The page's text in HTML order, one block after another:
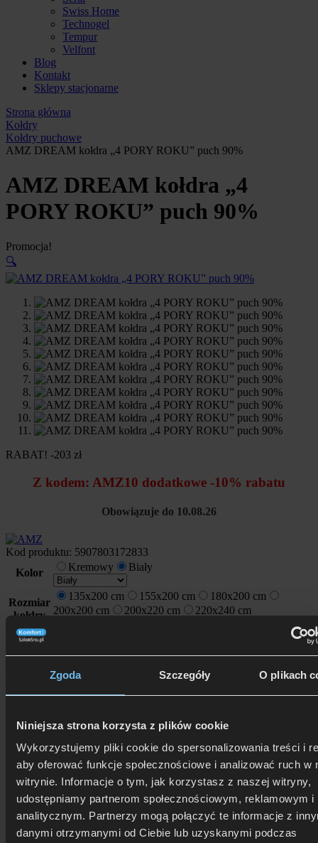
Zgoda Szczegóły O plikach
Niniejsza strona korzysta z plików cookie
Wykorzystujemy pliki cookie do spersonalizowania treści i
aby oferować funkcje społecznościowe i analizować ruch w
witrynie. Informacje o tym, jak korzystasz z naszej witryny,
udostępniamy partnerom społecznościowym, reklamowym i
analitycznym. Partnerzy mogą połączyć te informacje z
danymi otrzymanymi od Ciebie lub uzyskanymi podczas
Swiss Home
Technogel
Tempur
Velfont
Blog
Kontakt
Sklepy stacjonarne
Strona główna
Kołdry
Kołdry puchowe
AMZ DREAM kołdra „4 PORY ROKU” puch 90%
AMZ DREAM kołdra „4
PORY ROKU” puch 90%
Promocja!
🔍
RABAT! -203 zł
Z kodem: AMZ10 dodatkowe -10% rabatu
Obowiązuje do 10.08.26
Kod produktu: 5907803172833
Kolor
Kremowy Biały
Rozmiar
kołdry
135x200 cm 155x200 cm
180x200 cm
200x200 cm
200x220 cm 220x240 cm
1 844złPierwotna
1 641
1
ROKU"
puch
90%
Dodaj do koszyka
Dodaj do ulubionych